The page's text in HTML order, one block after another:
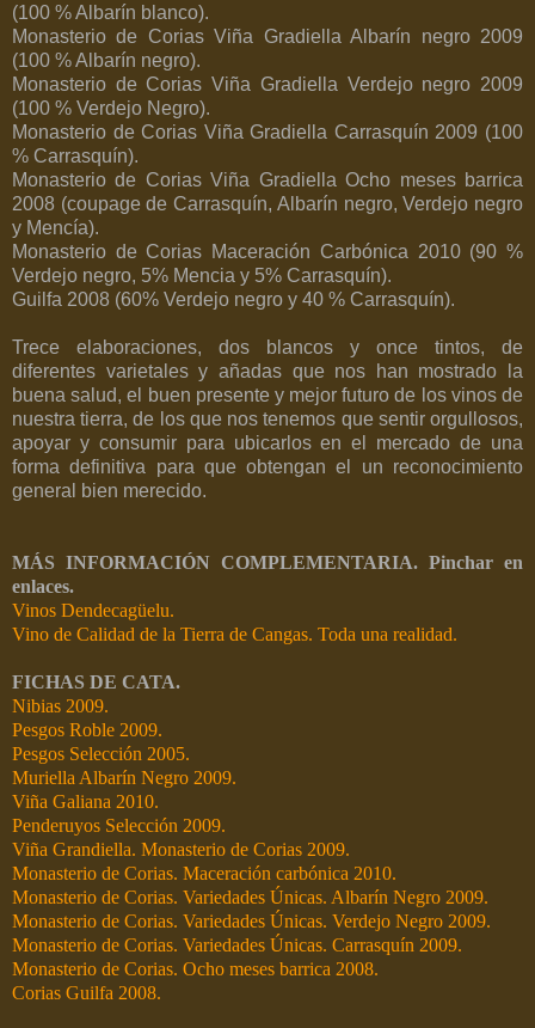
(100 % Albarín blanco).
Monasterio de Corias Viña Gradiella Albarín negro 2009
(100 % Albarín negro).
Monasterio de Corias Viña Gradiella Verdejo negro 2009
(100 % Verdejo Negro).
Monasterio de Corias Viña Gradiella Carrasquín 2009 (100
% Carrasquín).
Monasterio de Corias Viña Gradiella Ocho meses barrica
2008 (coupage de Carrasquín, Albarín negro, Verdejo negro
y Mencía).
Monasterio de Corias Maceración Carbónica 2010 (90 %
Verdejo negro, 5% Mencia y 5% Carrasquín).
Guilfa 2008 (60% Verdejo negro y 40 % Carrasquín).
Trece elaboraciones, dos blancos y once tintos, de
diferentes varietales y añadas que nos han mostrado la
buena salud, el buen presente y mejor futuro de los vinos de
nuestra tierra, de los que nos tenemos que sentir orgullosos,
apoyar y consumir para ubicarlos en el mercado de una
forma definitiva para que obtengan el un reconocimiento
general bien merecido.
MÁS INFORMACIÓN COMPLEMENTARIA. Pinchar en
enlaces.
Vinos Dendecagüelu.
Vino de Calidad de la Tierra de Cangas. Toda una realidad.
FICHAS DE CATA.
Nibias 2009.
Pesgos Roble 2009.
Pesgos Selección 2005.
Muriella Albarín Negro 2009.
Viña Galiana 2010.
Penderuyos Selección 2009.
Viña Grandiella. Monasterio de Corias 2009.
Monasterio de Corias. Maceración carbónica 2010.
Monasterio de Corias. Variedades Únicas. Albarín Negro 2009.
Monasterio de Corias. Variedades Únicas. Verdejo Negro 2009.
Monasterio de Corias. Variedades Únicas. Carrasquín 2009.
Monasterio de Corias. Ocho meses barrica 2008.
Corias Guilfa 2008.